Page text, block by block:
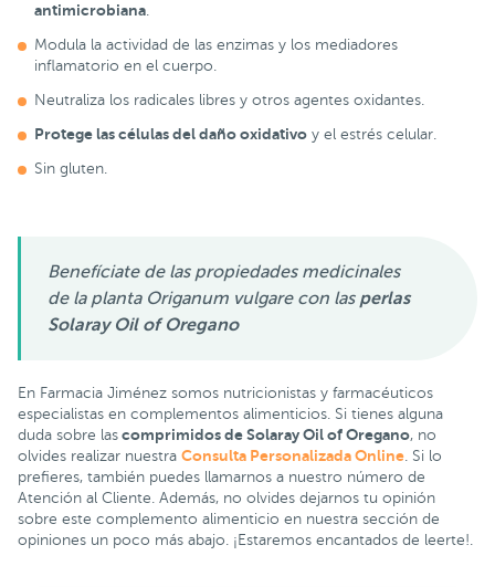
antimicrobiana.
Modula la actividad de las enzimas y los mediadores
inflamatorio en el cuerpo.
Neutraliza los radicales libres y otros agentes oxidantes.
Protege las células del daño oxidativo y el estrés celular.
Sin gluten.
Benefíciate de las propiedades medicinales
de la planta Origanum vulgare con lasperlas
Solaray Oil of Oregano
En Farmacia Jiménez somos nutricionistas y farmacéuticos
especialistas en complementos alimenticios. Si tienes alguna
duda sobre las comprimidos de Solaray Oil of Oregano, no
olvides realizar nuestra Consulta Personalizada Online. Si lo
prefieres, también puedes llamarnos a nuestro número de
Atención al Cliente. Además, no olvides dejarnos tu opinión
sobre este complemento alimenticio en nuestra sección de
opiniones un poco más abajo. ¡Estaremos encantados de leerte!.